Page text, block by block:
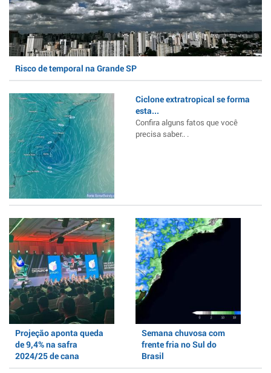
Risco de temporal na Grande SP
Ciclone extratropical se forma
esta...
Confira alguns fatos que você
precisa saber.. .
Projeção aponta queda
de 9,4% na safra
2024/25 de cana
Semana chuvosa com
frente fria no Sul do
Brasil